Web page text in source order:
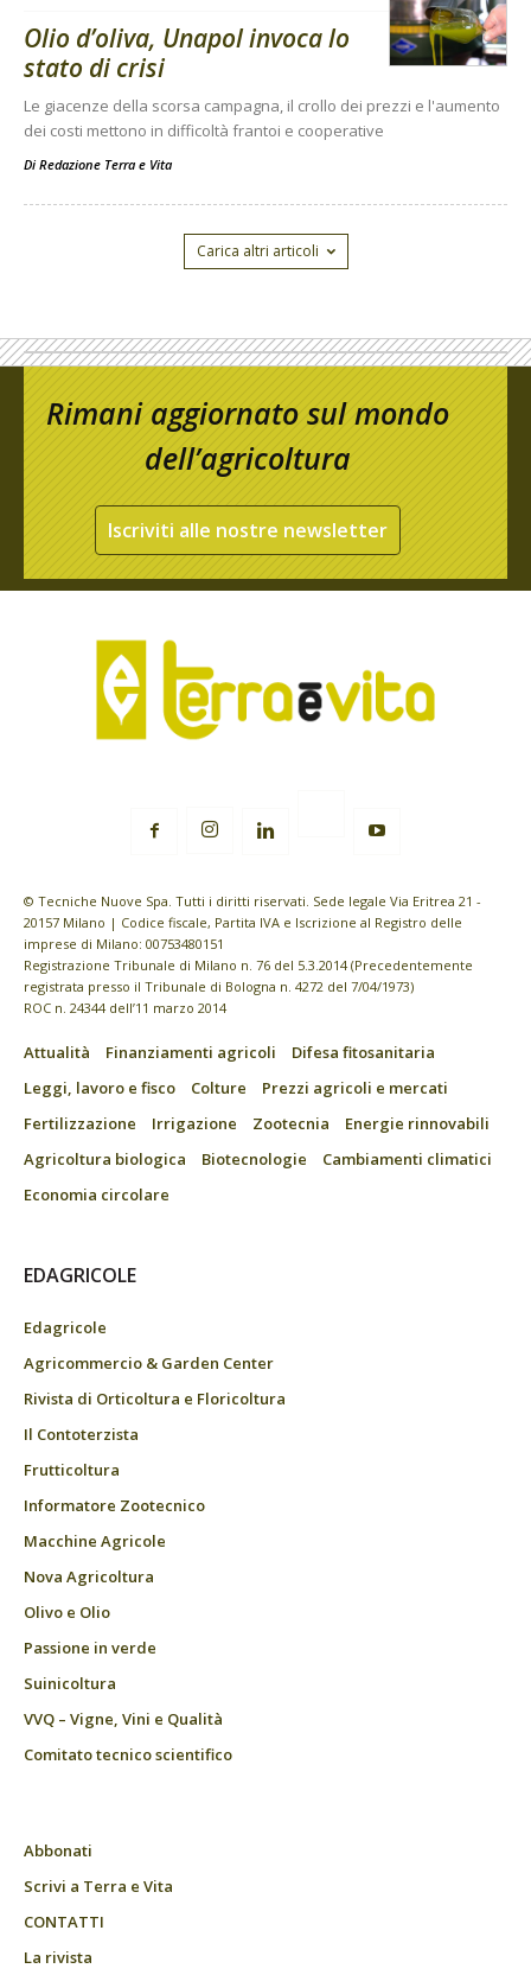
Olio d’oliva, Unapol invoca lo
stato di crisi
Le giacenze della scorsa campagna, il crollo dei prezzi e l'aumento
dei costi mettono in difficoltà frantoi e cooperative
Di Redazione Terra e Vita
Carica altri articoli
Rimani aggiornato sul mondo
dell’agricoltura
Iscriviti alle nostre newsletter
© Tecniche Nuove Spa. Tutti i diritti riservati. Sede legale Via Eritrea 21 -
20157 Milano | Codice fiscale, Partita IVA e Iscrizione al Registro delle
imprese di Milano: 00753480151
Registrazione Tribunale di Milano n. 76 del 5.3.2014 (Precedentemente
registrata presso il Tribunale di Bologna n. 4272 del 7/04/1973)
ROC n. 24344 dell’11 marzo 2014
Attualità Finanziamenti agricoli
Difesa fitosanitaria
Leggi, lavoro e fisco
Colture
Prezzi agricoli e mercati
Fertilizzazione
Irrigazione Zootecnia
Energie rinnovabili
Agricoltura biologica
Biotecnologie
Cambiamenti climatici
Economia circolare
EDAGRICOLE
Edagricole
Agricommercio & Garden Center
Rivista di Orticoltura e Floricoltura
Il Contoterzista
Frutticoltura
Informatore Zootecnico
Macchine Agricole
Nova Agricoltura
Olivo e Olio
Passione in verde
Suinicoltura
VVQ – Vigne, Vini e Qualità
Comitato tecnico scientifico
Abbonati
Scrivi a Terra e Vita
CONTATTI
La rivista